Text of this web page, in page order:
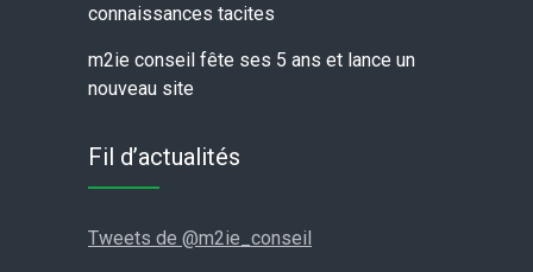
connaissances tacites
m2ie conseil fête ses 5 ans et lance un
nouveau site
Fil d’actualités
Tweets de @m2ie_conseil